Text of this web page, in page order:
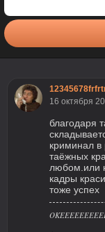
16 октября
благодаря
криминал в
таёжных
любом.или
кадры
тоже успех